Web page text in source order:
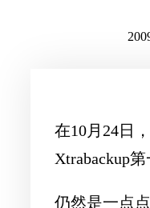
在10月24日，
Xtrabackup
仍然是一点